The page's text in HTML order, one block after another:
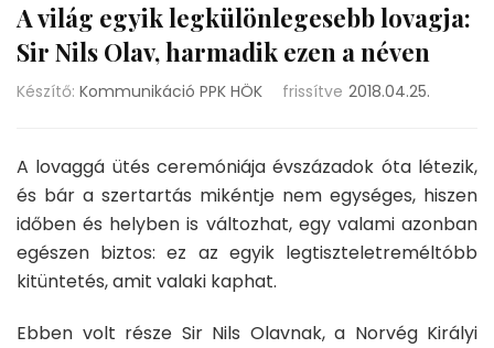
A világ egyik legkülönlegesebb lovagja:
Sir Nils Olav, harmadik ezen a néven
Készítő: Kommunikáció PPK HÖK frissítve 2018.04.25.
A lovaggá ütés ceremóniája évszázadok óta létezik,
és bár a szertartás mikéntje nem egységes, hiszen
időben és helyben is változhat, egy valami azonban
egészen biztos: ez az egyik legtiszteletreméltóbb
kitüntetés, amit valaki kaphat.
Ebben volt része Sir Nils Olavnak, a Norvég Királyi